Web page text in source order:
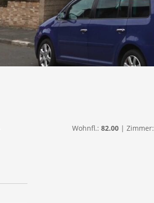
Wohnfl.: 82.00| Zimmer: